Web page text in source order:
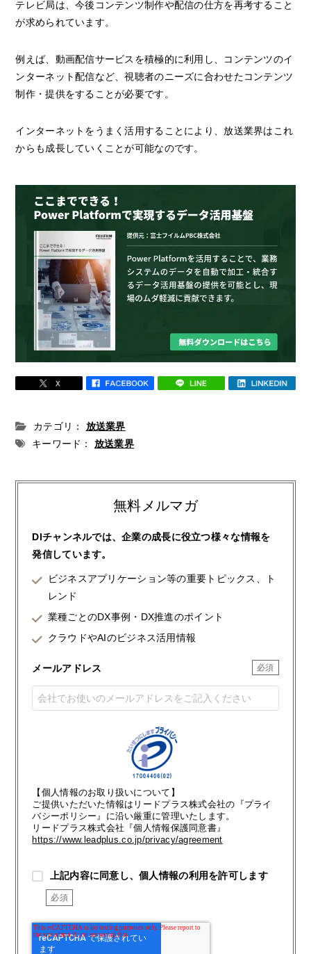
テレビ局は、今後コンテンツ制作や配信の仕方を再考すること
が求められています。
例えば、動画配信サービスを積極的に利用し、コンテンツのイ
ンターネット配信など、視聴者のニーズに合わせたコンテンツ
制作・提供をすることが必要です。
インターネットをうまく活用することにより、放送業界はこれ
からも成長していくことが可能なのです。
カテゴリ：
放送業界
キーワード：
放送業界
無料メルマガ
DIチャンネルでは、企業の成長に役立つ様々な情報を
発信しています。
ビジネスアプリケーション等の重要トピックス、ト
レンド
業種ごとのDX事例・DX推進のポイント
クラウドやAIのビジネス活用情報
メールアドレス
【個人情報のお取り扱いについて】
ご提供いただいた情報はリードプラス株式会社の『プライ
バシーポリシー』に沿い厳重に管理いたします。
リードプラス株式会社『個人情報保護同意書』
https://www.leadplus.co.jp/privacy/agreement
上記内容に同意し、個人情報の利用を許可します